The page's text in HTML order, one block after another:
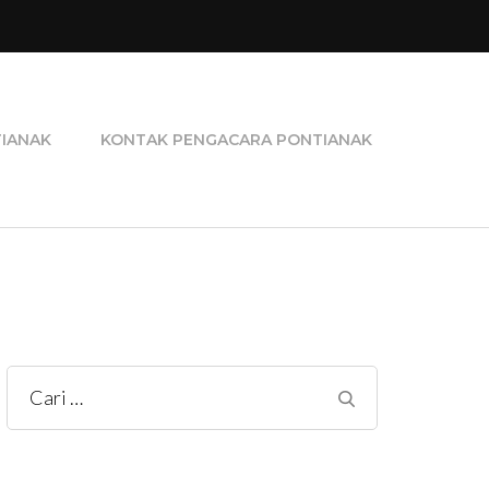
KONTAK PENGACARA PONTIANAK
Cari
untuk: